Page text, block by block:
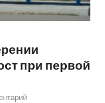
при первой